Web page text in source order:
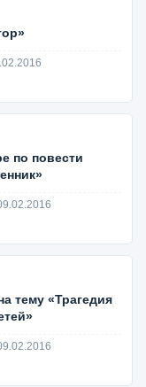
по повести
тему «Трагедия